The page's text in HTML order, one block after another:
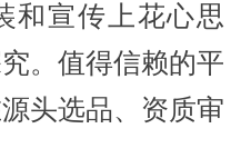
宣传上花心思
。值得信赖的平
头选品、资质审